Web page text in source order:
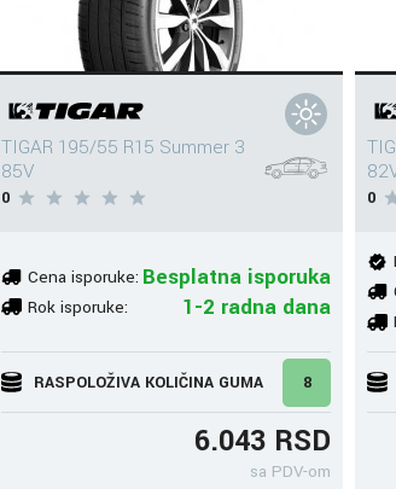
TIGAR 195/55 R15 Summer 3
85V
0
Cena isporuke: Besplatna isporuka
Rok isporuke: 1-2 radna dana
RASPOLOŽIVA KOLIČINA GUMA 8
6.043 RSD
sa PDV-om
0